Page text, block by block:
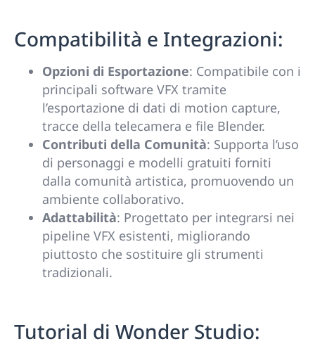
Compatibilità e Integrazioni:
Opzioni di Esportazione: Compatibile con i
principali software VFX tramite
l’esportazione di dati di motion capture,
tracce della telecamera e file Blender.
Contributi della Comunità: Supporta l’uso
di personaggi e modelli gratuiti forniti
dalla comunità artistica, promuovendo un
ambiente collaborativo.
Adattabilità: Progettato per integrarsi nei
pipeline VFX esistenti, migliorando
piuttosto che sostituire gli strumenti
tradizionali.
Tutorial di Wonder Studio: